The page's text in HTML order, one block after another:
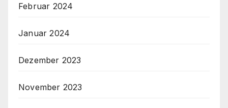
Februar 2024
Januar 2024
Dezember 2023
November 2023